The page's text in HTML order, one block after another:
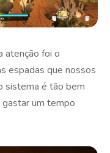
atenção foi o
espadas que nossos
sistema é tão bem
um tempo